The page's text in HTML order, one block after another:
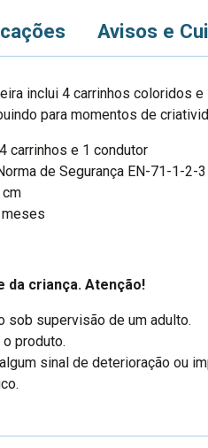
Avisos e
inclui 4 carrinhos coloridos
para momentos de
carrinhos e 1 condutor
de Segurança EN-71-1-2-3
da criança. Atenção!
sob supervisão de um adulto.
produto.
sinal de deterioração ou